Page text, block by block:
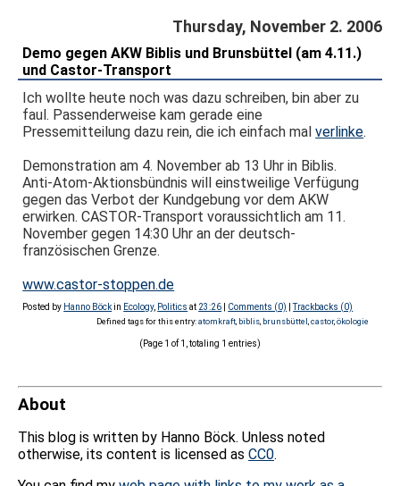
Thursday, November 2. 2006
Demo gegen AKW Biblis und Brunsbüttel (am 4.11.)
und Castor-Transport
Ich wollte heute noch was dazu schreiben, bin aber zu
faul. Passenderweise kam gerade eine
Pressemitteilung dazu rein, die ich einfach malverlinke.
Demonstration am 4. November ab 13 Uhr in Biblis.
Anti-Atom-Aktionsbündnis will einstweilige Verfügung
gegen das Verbot der Kundgebung vor dem AKW
erwirken. CASTOR-Transport voraussichtlich am 11.
November gegen 14:30 Uhr an der deutsch-
französischen Grenze.
www.castor-stoppen.de
Posted by Hanno Böckin Ecology, Politics at 23:26 Comments (0) |Trackbacks (0)
Defined tags for this entry:atomkraft, biblis, brunsbüttel castor,ökologie
(Page 1 of 1, totaling 1 entries)
About
This blog is written by Hanno Böck. Unless noted
otherwise, its content is licensed as CC0.